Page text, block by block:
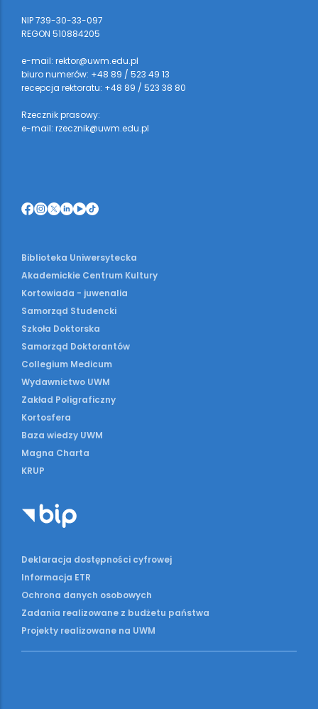
NIP 739-30-33-097
REGON 510884205
e-mail: rektor@uwm.edu.pl
biuro numerów: +48 89 / 523 49 13
recepcja rektoratu: +48 89 / 523 38 80
Rzecznik prasowy:
e-mail: rzecznik@uwm.edu.pl
Biblioteka Uniwersytecka
Akademickie Centrum Kultury
Kortowiada - juwenalia
Samorząd Studencki
Szkoła Doktorska
Samorząd Doktorantów
Collegium Medicum
Wydawnictwo UWM
Zakład Poligraficzny
Kortosfera
Baza wiedzy UWM
Magna Charta
KRUP
Deklaracja dostępności cyfrowej
Informacja ETR
Ochrona danych osobowych
Zadania realizowane z budżetu państwa
Projekty realizowane na UWM